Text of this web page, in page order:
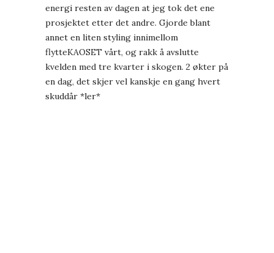
energi resten av dagen at jeg tok det ene
prosjektet etter det andre. Gjorde blant
annet en liten styling innimellom
flytteKAOSET vårt, og rakk å avslutte
kvelden med tre kvarter i skogen. 2 økter på
en dag, det skjer vel kanskje en gang hvert
skuddår *ler*